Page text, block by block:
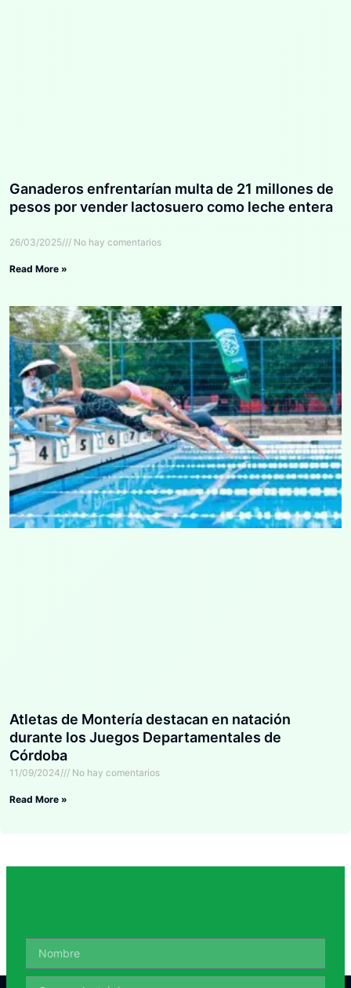
Ganaderos enfrentarían multa de 21 millones de
pesos por vender lactosuero como leche entera
26/03/2025 No hay comentarios
Read More »
Atletas de Montería destacan en natación
durante los Juegos Departamentales de
Córdoba
11/09/2024 No hay comentarios
Read More »